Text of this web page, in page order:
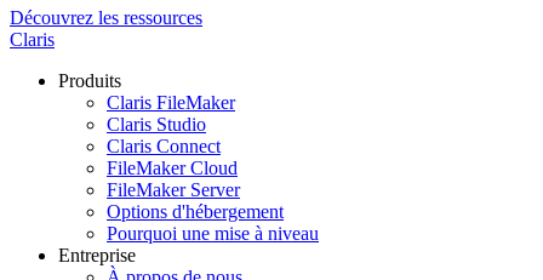
Découvrez les ressources
Claris
Produits
Claris FileMaker
Claris Studio
Claris Connect
FileMaker Cloud
FileMaker Server
Options d'hébergement
Pourquoi une mise à niveau
Entreprise